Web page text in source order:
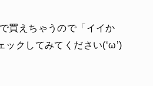
買えちゃうので「イイか
ックしてみてください(‘ω’)